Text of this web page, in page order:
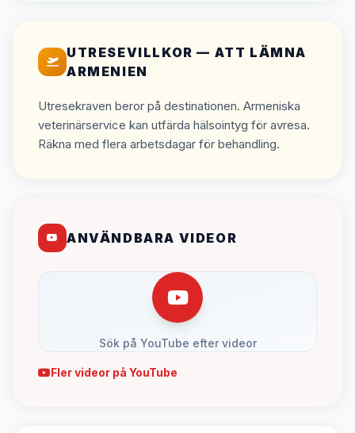
UTRESEVILLKOR — ATT LÄMNA
ARMENIEN
Utresekraven beror på destinationen. Armeniska
veterinärservice kan utfärda hälsointyg för avresa.
Räkna med flera arbetsdagar för behandling.
ANVÄNDBARA VIDEOR
Sök på YouTube efter videor
Fler videor på YouTube